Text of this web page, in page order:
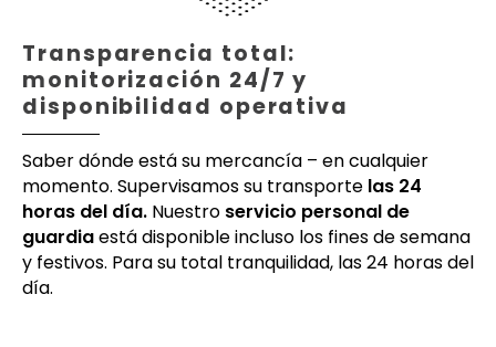
Transparencia total:
monitorización 24/7 y
disponibilidad operativa
Saber dónde está su mercancía – en cualquier
momento. Supervisamos su transporte las 24
horas del día. Nuestro servicio personal de
guardiaestá disponible incluso los fines de semana
y festivos. Para su total tranquilidad, las 24 horas del
día.